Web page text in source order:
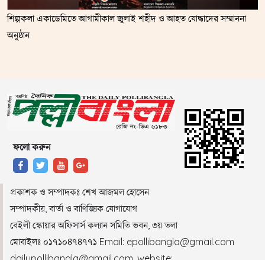
শিল্পকলা একাডেমিতে আগামীকাল জুলাই শহীদ ও আহত যোদ্ধাদের সম্মাননা
অনুষ্ঠান
ফলো করুন
প্রকাশক ও সম্পাদকঃ শেখ আজমল হোসেন
সম্পাদকীয়, বার্তা ও বাণিজ্যিক যোগাযোগ
বেইলী স্কোয়ার অফিসার্স কল্যান সমিতি ভবন, ৩য় তলা
মোবাইলঃ ০১৭১০৪৭৪৭৭১ Email: epollibangla@gmail.com